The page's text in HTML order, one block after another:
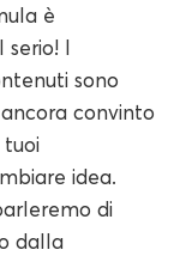
è
I
sono
convinto
idea.
di
dalla